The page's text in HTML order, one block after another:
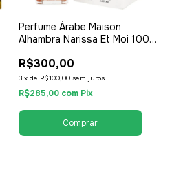
Perfume Árabe Maison
Alhambra Narissa Et Moi 100ml
/ Compartilhável
R$300,00
3 x de R$100,00 sem juros
R$285,00 com Pix